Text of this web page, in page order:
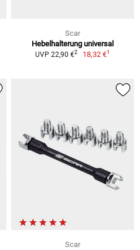
Scar
Hebelhalterung universal
UVP 22,90 €2 18,32 €1
Scar